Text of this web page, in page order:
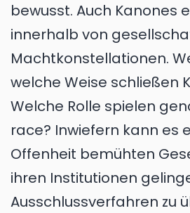
bewusst. Auch Kanones
innerhalb von
Machtkonstellationen.
welche Weise schließen
Welche Rolle spielen
race? Inwiefern kann es
Offenheit bemühten
ihren Institutionen
Ausschlussverfahren zu